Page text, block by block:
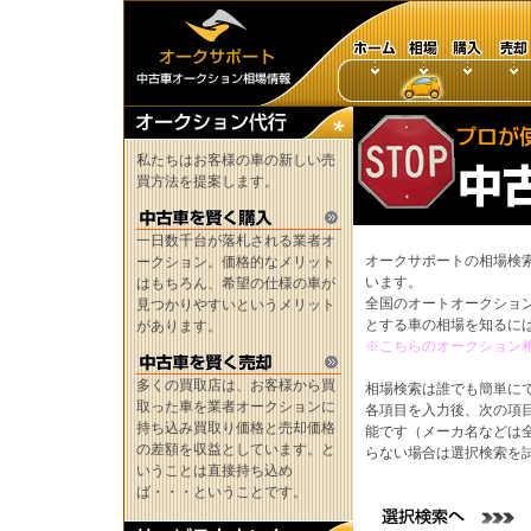
私たちはお客様の車の新しい売
買方法を提案します。
一日数千台が落札される業者オ
ークション。価格的なメリット
はもちろん、希望の仕様の車が
見つかりやすいというメリット
があります。
多くの買取店は、お客様から買
取った車を業者オークションに
持ち込み買取り価格と売却価格
の差額を収益としています。と
いうことは直接持ち込め
ば・・・ということです。
オークサポートの相場検
います。
全国のオートオークショ
とする車の相場を知るに
※こちらのオークション
相場検索は誰でも簡単に
各項目を入力後、次の項
能です（メーカ名などは
らない場合は選択検索を